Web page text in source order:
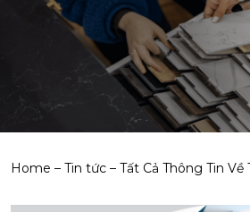
Home – Tin tức – Tất Cả Thông Tin